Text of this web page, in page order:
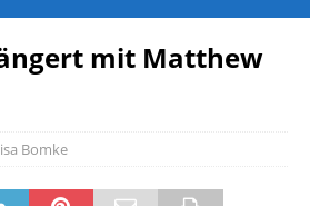
mit Matthew
Bomke